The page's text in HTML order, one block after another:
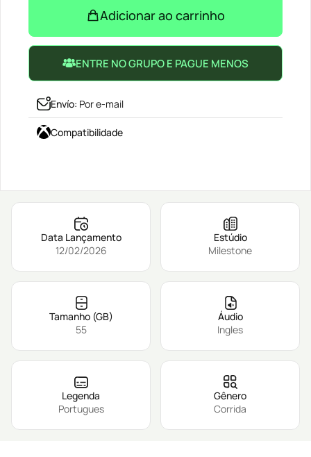
Adicionar ao carrinho
ENTRE NO GRUPO E PAGUE MENOS
Envío: Por e-mail
Compatibilidade
Data Lançamento
12/02/2026
Estúdio
Milestone
Tamanho (GB)
55
Áudio
Ingles
Legenda
Portugues
Gênero
Corrida